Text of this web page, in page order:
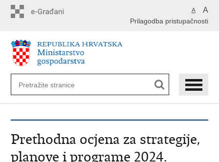
A A
Prilagodba pristupačnosti
Prethodna ocjena za strategije,
planove i programe 2024.